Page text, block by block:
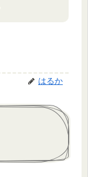
はるか